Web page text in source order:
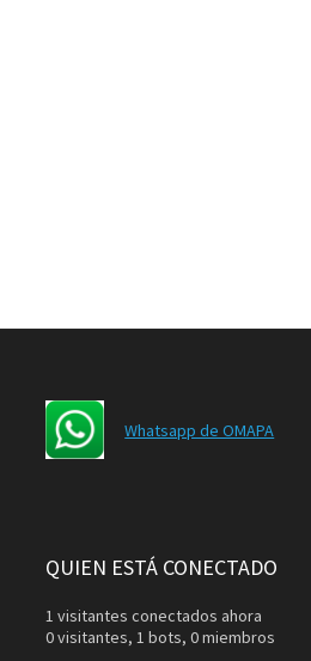
Whatsapp de OMAPA
QUIEN ESTÁ CONECTADO
1 visitantes conectados ahora
0 visitantes, 1 bots, 0 miembros